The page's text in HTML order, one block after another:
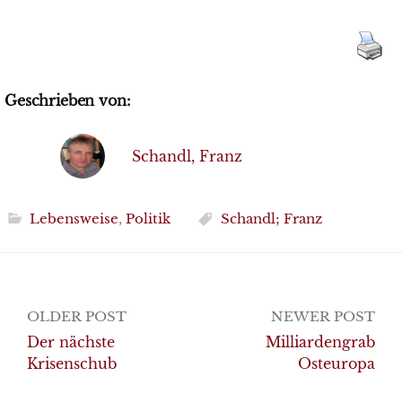
Geschrieben von:
Schandl, Franz
Lebensweise, Politik Schandl; Franz
Post
navigation
OLDER POST
Der nächste
Krisenschub
NEWER POST
Milliardengrab
Osteuropa